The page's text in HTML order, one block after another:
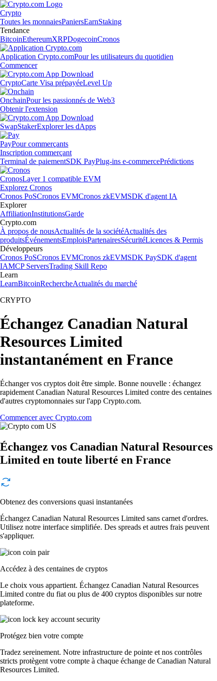
Crypto
Toutes les monnaiesPaniersEarnStaking
Tendance
BitcoinEthereumXRPDogecoinCronos
Application Crypto.comPour les utilisateurs du quotidien
Commencer
CryptoCarte Visa prépayéeLevel Up
OnchainPour les passionnés de Web3
Obtenir l'extension
SwapStakerExplorer les dApps
PayPour commerçants
Inscription commerçant
Terminal de paiementSDK PayPlug-ins e-commercePrédictions
CronosLayer 1 compatible EVM
Explorez Cronos
Cronos PoSCronos EVMCronos zkEVMSDK d'agent IA
Explorer
AffiliationInstitutionsGarde
Crypto.com
À propos de nousActualités de la sociétéActualités des
produitsÉvénementsEmploisPartenairesSécuritéLicences & Permis
Développeurs
Cronos PoSCronos EVMCronos zkEVMSDK PaySDK d'agent
IAMCP ServersTrading Skill Repo
Learn
LearnBitcoinRechercheActualités du marché
CRYPTO
Échangez Canadian Natural
Resources Limited
instantanément en France
Échanger vos cryptos doit être simple. Bonne nouvelle : échangez
rapidement Canadian Natural Resources Limited contre des centaines
d'autres cryptomonnaies sur l'app Crypto.com.
Commencer avec Crypto.com
Échangez vos Canadian Natural Resources
Limited en toute liberté en France
Obtenez des conversions quasi instantanées
Échangez Canadian Natural Resources Limited sans carnet d'ordres.
Utilisez notre interface simplifiée. Des spreads et autres frais peuvent
s'appliquer.
Accédez à des centaines de cryptos
Le choix vous appartient. Échangez Canadian Natural Resources
Limited contre du fiat ou plus de 400 cryptos disponibles sur notre
plateforme.
Protégez bien votre compte
Tradez sereinement. Notre infrastructure de pointe et nos contrôles
stricts protègent votre compte à chaque échange de Canadian Natural
Resources Limited.